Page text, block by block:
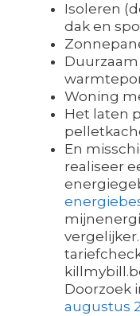
Isoleren
dak en
Woning
Het laten
En
realiseer
Doorzoek
augustus